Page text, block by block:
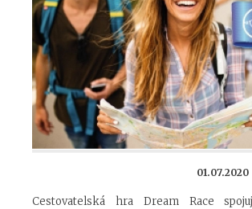
01.07.2020
Cestovatelská hra Dream Race